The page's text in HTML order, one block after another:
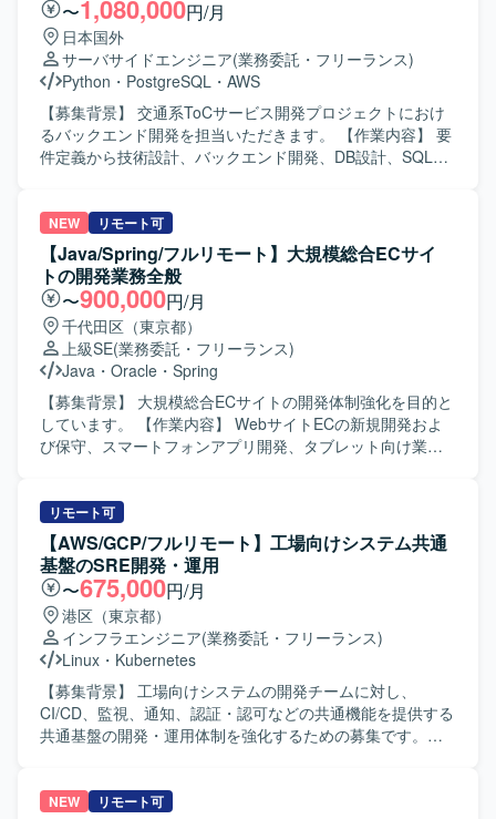
と連携しながら提案を推進できる方を求めています。 【ポ
ジションの魅力】 中堅～大手企業、SIer、事業会社などに
対し、受託開発案件の創出から提案、クロージングまで一
貫して携わることができます。 【開発環境】 Webシステ
ム・業務システムの受託開発を対象とします。
〜1,080,000円/月
日本国外
サーバサイドエンジニア(業務委託・フリーランス)
Python ・ PostgreSQL ・ AWS
【募集背景】 交通系ToCサービス開発プロジェクトにおけ
るバックエンド開発を担当いただきます。 【作業内容】 要
件定義から技術設計、バックエンド開発、DB設計、SQL実
魅力】 交通系のToC向けサービス開発に携わることができ
ます。 【開発環境】 Python、TypeScript、Java、
PostgreSQL、Oracle、SQL Server、BigQuery、AWS、
GCP、Azure、Terraformを使用します。
NEW リモート可
【Java/Spring/フルリモート】大規模総合ECサイ
トの開発業務全般
〜900,000円/月
千代田区（東京都）
上級SE(業務委託・フリーランス)
Java ・ Oracle ・ Spring
【募集背景】 大規模総合ECサイトの開発体制強化を目的と
しています。 【作業内容】 WebサイトECの新規開発およ
び保守、スマートフォンアプリ開発、タブレット向け業務
各種テストを担当します。 【求める人物像】 最新技術やア
ーキテクチャを活用したスピード感のある開発に意欲的な
方を求めています。 【ポジションの魅力】 大規模ECサイ
トを最新テクノロジーで成長させる開発を経験できます。
技術力を磨けるプロジェクトです。 【開発環境】 Webシス
テムではJava、Springなどの各種フレームワークを使用し
ます。ネイティブアプリではObjective-C、Java、C#を使用
します。データベースはOracle、Redis、Hbase、Solr、
MariaDBなどを使用し、インフラ基盤はOpenStackです。
リモート可
【AWS/GCP/フルリモート】工場向けシステム共通
基盤のSRE開発・運用
〜675,000円/月
港区（東京都）
インフラエンジニア(業務委託・フリーランス)
Linux ・ Kubernetes
【募集背景】 工場向けシステムの開発チームに対し、
CI/CD、監視、通知、認証・認可などの共通機能を提供する
共通基盤の開発・運用体制を強化するための募集です。
共通基盤の開発・運用を担当していただきます。開発チー
NEW リモート可